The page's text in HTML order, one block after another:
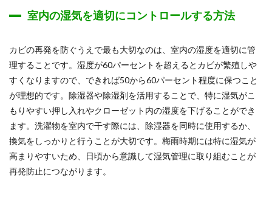
室内の湿気を適切にコントロールする方法
カビの再発を防ぐうえで最も大切なのは、室内の湿度を適切に管
理することです。湿度が60パーセントを超えるとカビが繁殖しや
すくなりますので、できれば50から60パーセント程度に保つこと
が理想的です。除湿器や除湿剤を活用することで、特に湿気がこ
もりやすい押し入れやクローゼット内の湿度を下げることができ
ます。洗濯物を室内で干す際には、除湿器を同時に使用するか、
換気をしっかりと行うことが大切です。梅雨時期には特に湿気が
高まりやすいため、日頃から意識して湿気管理に取り組むことが
再発防止につながります。